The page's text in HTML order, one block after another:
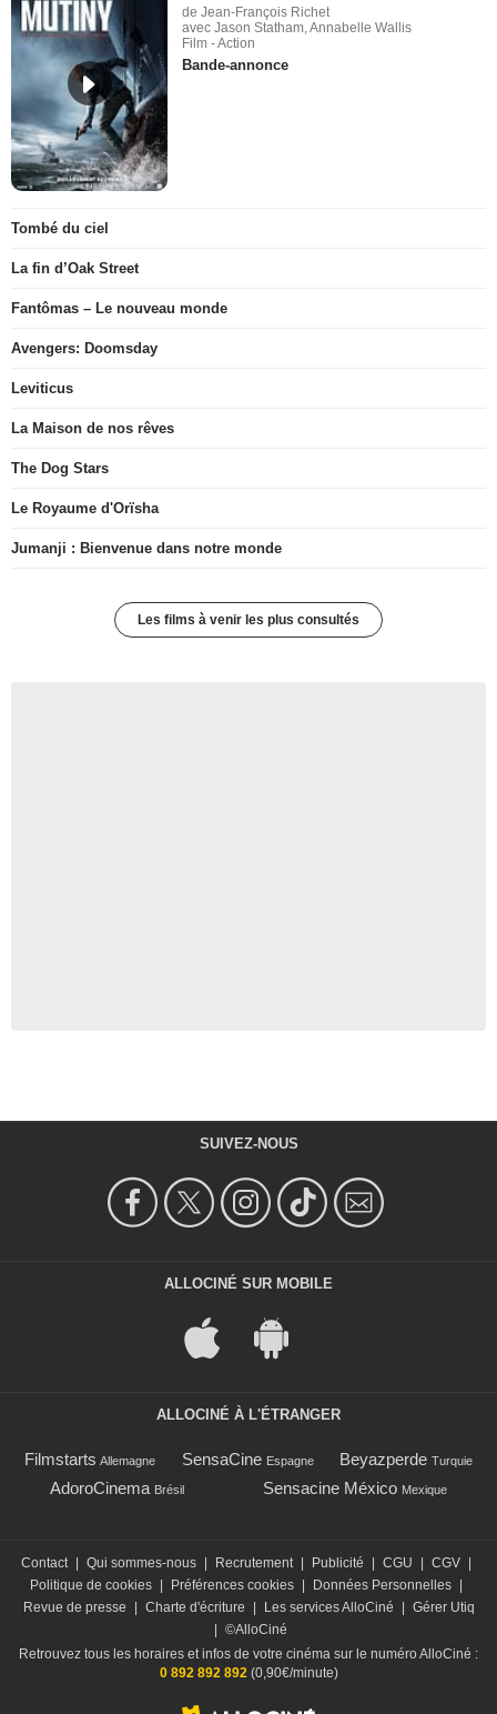
de Jean-François Richet
avec Jason Statham, Annabelle Wallis
Film - Action
Bande-annonce
Tombé du ciel
La fin d’Oak Street
Fantômas – Le nouveau monde
Avengers: Doomsday
Leviticus
La Maison de nos rêves
The Dog Stars
Le Royaume d'Orïsha
Jumanji : Bienvenue dans notre monde
Les films à venir les plus consultés
SUIVEZ-NOUS
ALLOCINÉ SUR MOBILE
ALLOCINÉ À L'ÉTRANGER
Filmstarts Allemagne SensaCine Espagne Beyazperde Turquie
AdoroCinema Brésil Sensacine México Mexique
Contact Qui sommes-nous Recrutement Publicité CGU CGV
Politique de cookies
Préférences cookies Données Personnelles
Revue de presse
Charte d'écriture Les services AlloCiné
Gérer Utiq
©AlloCiné
Retrouvez tous les horaires et infos de votre cinéma sur le numéro AlloCiné :
0 892 892 892(0,90€/minute)